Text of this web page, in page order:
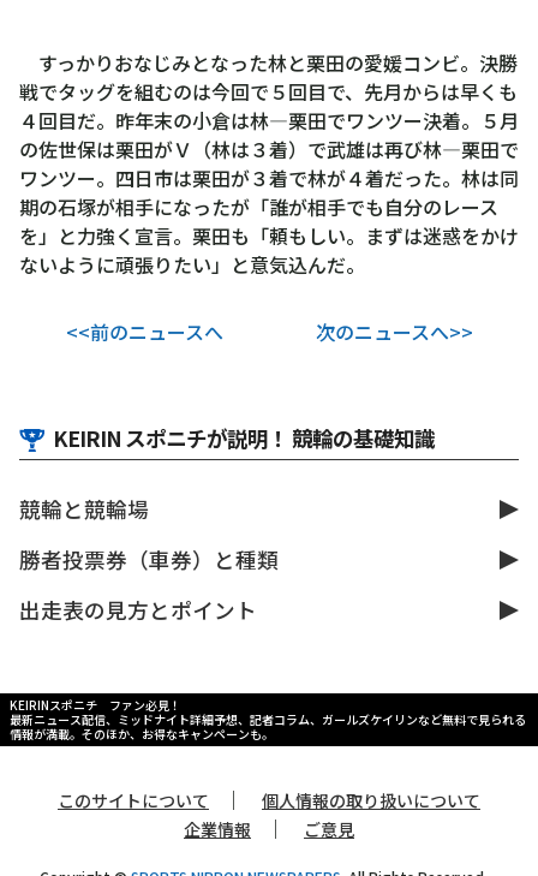
すっかりおなじみとなった林と栗田の愛媛コンビ。決勝
戦でタッグを組むのは今回で５回目で、先月からは早くも
４回目だ。昨年末の小倉は林―栗田でワンツー決着。５月
の佐世保は栗田がＶ（林は３着）で武雄は再び林―栗田で
ワンツー。四日市は栗田が３着で林が４着だった。林は同
期の石塚が相手になったが「誰が相手でも自分のレース
を」と力強く宣言。栗田も「頼もしい。まずは迷惑をかけ
ないように頑張りたい」と意気込んだ。
<<前のニュースへ 次のニュースへ>>
KEIRIN スポニチが説明！ 競輪の基礎知識
競輪と競輪場
勝者投票券（車券）と種類
出走表の見方とポイント
KEIRINスポニチ ファン必見！
最新ニュース配信、ミッドナイト詳細予想、記者コラム、ガールズケイリンなど無料で見られる
情報が満載。そのほか、お得なキャンペーンも。
このサイトについて ｜
個人情報の取り扱いについて
企業情報
｜ ご意見